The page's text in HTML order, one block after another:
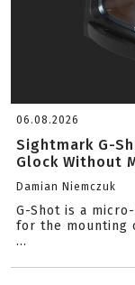
06.08.2026
Sightmark G-
Glock Without
Damian Niemczuk
G-Shot is a
for the mounting
...